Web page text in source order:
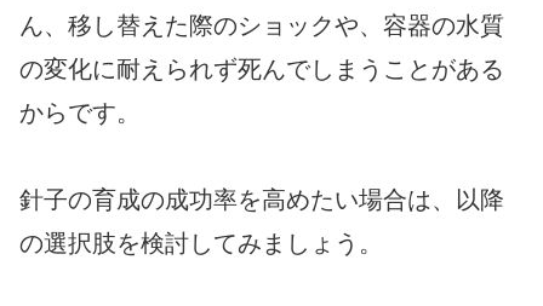
ん、移し替えた際のショックや、容器の水質
の変化に耐えられず死んでしまうことがある
からです。
針子の育成の成功率を高めたい場合は、以降
の選択肢を検討してみましょう。